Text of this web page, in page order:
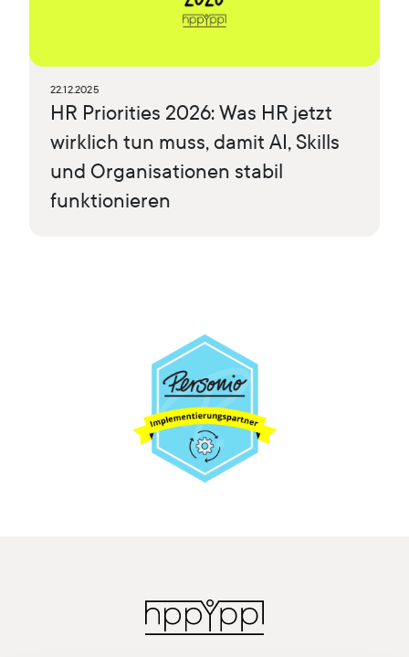
22.12.2025
HR Priorities 2026: Was HR jetzt
wirklich tun muss, damit AI, Skills
und Organisationen stabil
funktionieren